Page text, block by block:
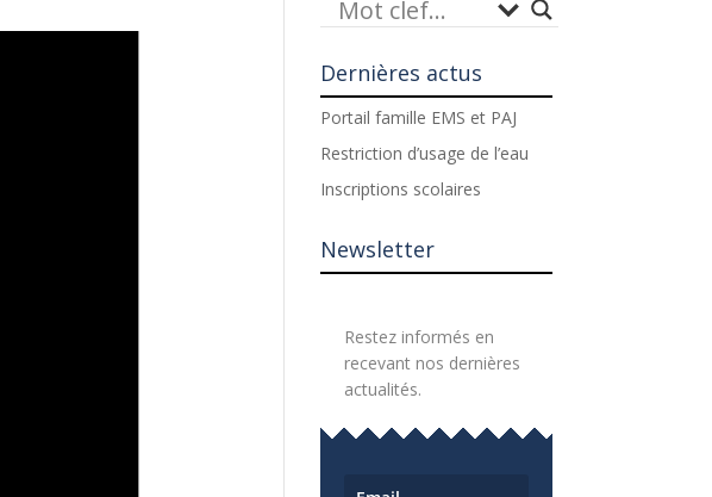
Dernières actus
Portail famille EMS et PAJ
Restriction d’usage de l’eau
Inscriptions scolaires
Newsletter
Restez informés en
recevant nos dernières
actualités.